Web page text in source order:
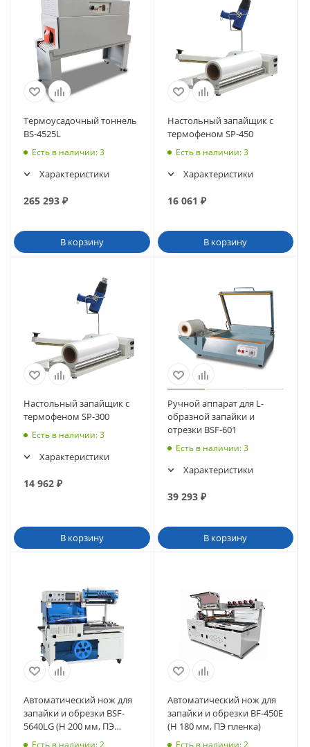
Термоусадочный тоннель
BS-4525L
Есть в наличии: 3
Характеристики
265 293 ₽
В корзину
Настольный запайщик с
термофеном SP-450
Есть в наличии: 3
Характеристики
16 061 ₽
В корзину
Настольный запайщик с
термофеном SP-300
Есть в наличии: 3
Характеристики
14 962 ₽
В корзину
Ручной аппарат для L-
образной запайки и
отрезки BSF-601
Есть в наличии: 3
Характеристики
39 293₽
В корзину
Автоматический нож для
запайки и обрезки BSF-
5640LG (H 200 мм, ПЭ
кастомизация)
Есть в наличии: 2
Автоматический нож для
запайки и обрезки BF-450Е
(H 180 мм, ПЭ пленка)
Есть в наличии: 2